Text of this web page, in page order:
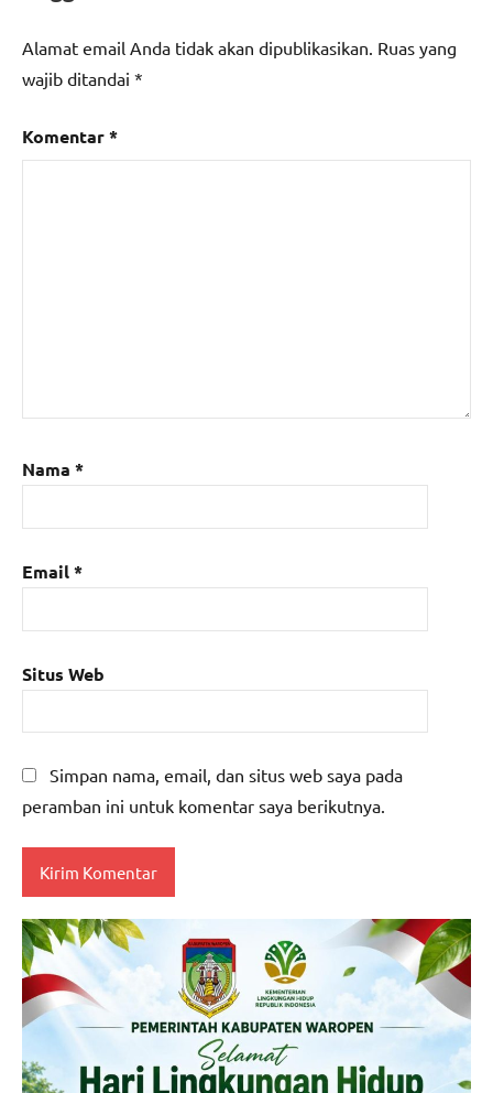
Alamat email Anda tidak akan dipublikasikan. Ruas yang
wajib ditandai *
Komentar*
Nama *
Email*
Situs Web
Simpan nama, email, dan situs web saya pada
peramban ini untuk komentar saya berikutnya.